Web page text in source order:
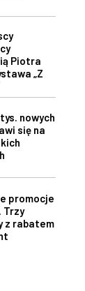
Piotra
„Z
nowych
się na
promocje
Trzy
z rabatem